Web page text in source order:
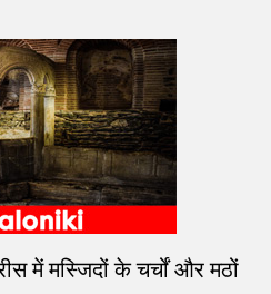
में मस्जिदों के चर्चों और मठों